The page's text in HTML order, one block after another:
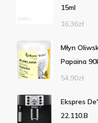
15ml
16,36zł
Młyn
Papaina
54,90zł
Ekspres
22.110.B